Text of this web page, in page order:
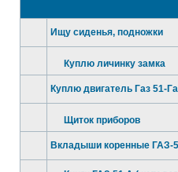
Ищу сиденья, подножки
Куплю личинку замка
Куплю двигатель Газ 51-
Щиток приборов
Вкладыши коренные ГАЗ-